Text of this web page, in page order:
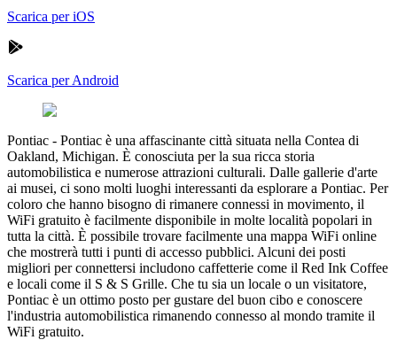
Scarica per iOS
Scarica per Android
Pontiac - Pontiac è una affascinante città situata nella Contea di
Oakland, Michigan. È conosciuta per la sua ricca storia
automobilistica e numerose attrazioni culturali. Dalle gallerie d'arte
ai musei, ci sono molti luoghi interessanti da esplorare a Pontiac. Per
coloro che hanno bisogno di rimanere connessi in movimento, il
WiFi gratuito è facilmente disponibile in molte località popolari in
tutta la città. È possibile trovare facilmente una mappa WiFi online
che mostrerà tutti i punti di accesso pubblici. Alcuni dei posti
migliori per connettersi includono caffetterie come il Red Ink Coffee
e locali come il S & S Grille. Che tu sia un locale o un visitatore,
Pontiac è un ottimo posto per gustare del buon cibo e conoscere
l'industria automobilistica rimanendo connesso al mondo tramite il
WiFi gratuito.